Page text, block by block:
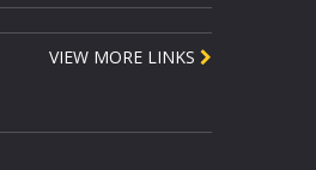
VIEW MORE LINKS